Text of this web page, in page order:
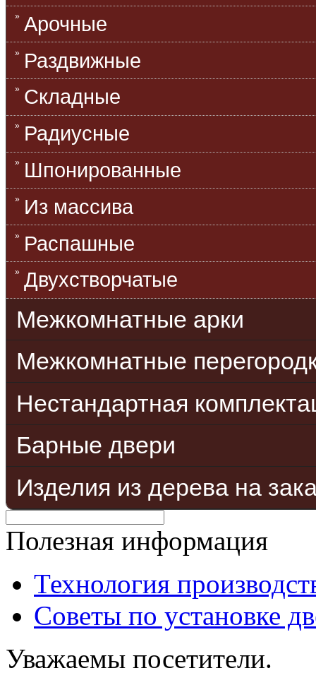
Арочные
Раздвижные
Складные
Радиусные
Шпонированные
Из массива
Распашные
Двухстворчатые
Межкомнатные арки
Межкомнатные
Нестандартная
Барные двери
Изделия из дерева на
Полезная информация
Технология
Советы по установке
Уважаемы посетители.